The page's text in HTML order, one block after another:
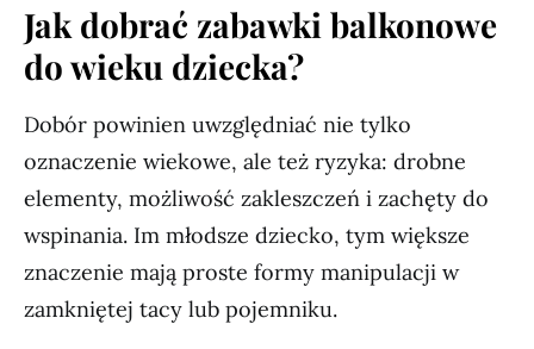
Jak dobrać zabawki balkonowe
do wieku dziecka?
Dobór powinien uwzględniać nie tylko
oznaczenie wiekowe, ale też ryzyka: drobne
elementy, możliwość zakleszczeń i zachęty do
wspinania. Im młodsze dziecko, tym większe
znaczenie mają proste formy manipulacji w
zamkniętej tacy lub pojemniku.